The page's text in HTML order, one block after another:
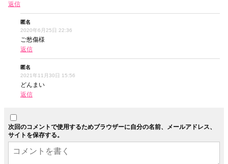
返信
匿名
2020年6月25日 22:36
ご愁傷様
返信
匿名
2021年11月30日 15:56
どんまい
返信
次回のコメントで使用するためブラウザーに自分の名前、メールアドレス、
サイトを保存する。